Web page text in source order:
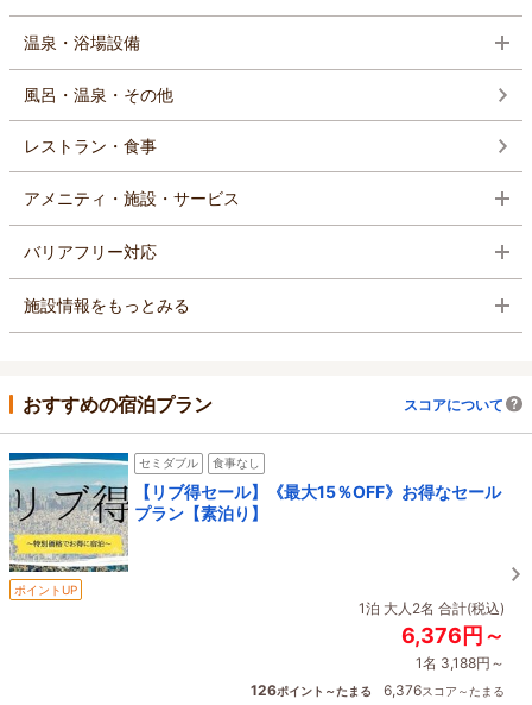
温泉・浴場設備
風呂・温泉・その他
レストラン・食事
アメニティ・施設・サービス
バリアフリー対応
施設情報をもっとみる
おすすめの宿泊プラン スコアについて
セミダブル 食事なし
【リブ得セール】《最大15％OFF》お得なセール
プラン【素泊り】
ポイントUP
1泊 大人2名 合計(税込)
6,376円～
1名 3,188円～
126ポイント～たまる 6,376スコア～たまる